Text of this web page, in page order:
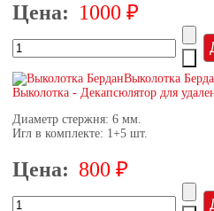
Цена: 1000 ₽
Выколотка
Выколотка - Декапсюлятор для
Диаметр стержня: 6 мм.
Игл в комплекте: 1+5 шт.
Цена: 800 ₽